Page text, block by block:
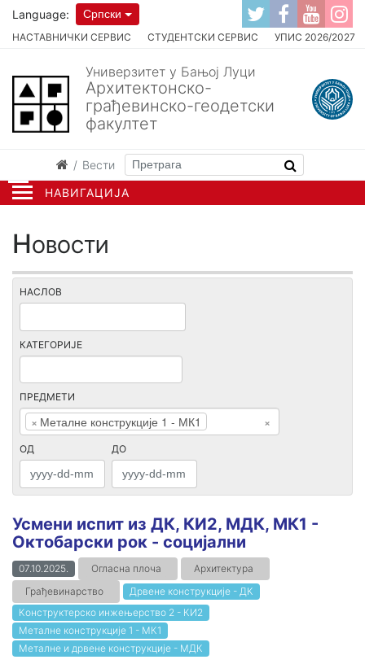
НАВИГАЦИЈА
НАСТАВНИЧКИ СЕРВИС СТУДЕНТСКИ СЕРВИС УПИС 2026/2027
Language: Српски
Универзитет у Бањој Луци
Архитектонско-
грађевинско-геодетски
факултет
Вести
Новости
НАСЛОВ
КАТЕГОРИЈЕ
ПРЕДМЕТИ
×
× Металне конструкције 1 - МК1
ОД ДО
Усмени испит из ДК, КИ2, МДК, МК1 -
Oктобарски рок - социјални
07.10.2025. Огласна плоча
Архитектура
Грађевинарство
Дрвене конструкције - ДК
Конструктерско инжењерство 2 - КИ2
Металне конструкције 1 - МК1
Металне и дрвене конструкције - МДК